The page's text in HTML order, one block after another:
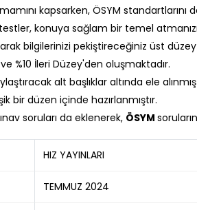
kapsarken, ÖSYM standartlarını
testler, konuya sağlam bir temel
bilgilerinizi pekiştireceğiniz üst
%10 İleri Düzey'den oluşmaktadır.
alt başlıklar altında ele
bir düzen içinde hazırlanmıştır.
soruları da eklenerek, ÖSYM
HIZ YAYINLARI
TEMMUZ 2024